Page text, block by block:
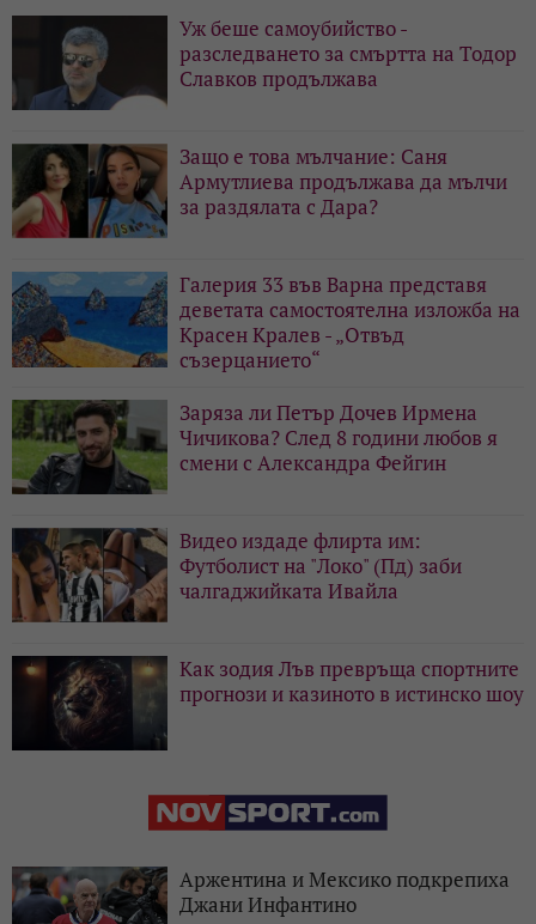
Уж беше самоубийство -
разследването за смъртта на Тодор
Славков продължава
Защо е това мълчание: Саня
Армутлиева продължава да мълчи
за раздялата с Дара?
Галерия 33 във Варна представя
деветата самостоятелна изложба на
Красен Кралев - „Отвъд
съзерцанието“
Заряза ли Петър Дочев Ирмена
Чичикова? След 8 години любов я
смени с Александра Фейгин
Видео издаде флирта им:
Футболист на "Локо" (Пд) заби
чалгаджийката Ивайла
Как зодия Лъв превръща спортните
прогнози и казиното в истинско шоу
Аржентина и Мексико подкрепиха
Джани Инфантино